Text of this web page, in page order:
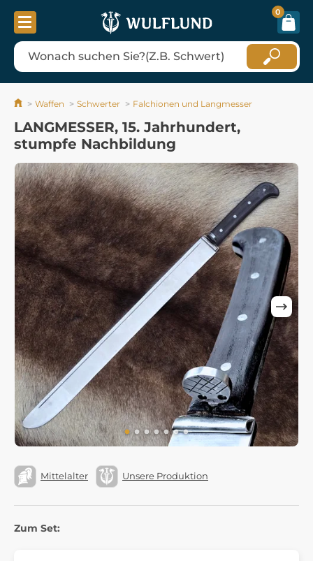
0
Waffen Schwerter Falchionen und Langmesser
LANGMESSER, 15. Jahrhundert,
stumpfe Nachbildung
Mittelalter Unsere Produktion
Zum Set: